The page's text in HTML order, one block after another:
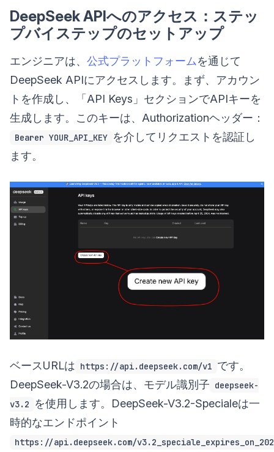
DeepSeek APIへのアクセス：ステッ
プバイステップのセットアップ
エンジニアは、 公式プラットフォームを通じて
DeepSeek APIにアクセスします。まず、アカウン
トを作成し、「API Keys」セクションでAPIキーを
生成します。このキーは、Authorizationヘッダー：
Bearer YOUR_API_KEY を介してリクエストを認証し
ます。
ベースURLは https://api.deepseek.com/v1 です。
DeepSeek-V3.2の場合は、モデル識別子 deepseek-
v3.2
を使用します。DeepSeek-V3.2-Specialeは一
時的なエンドポイント
https://api.deepseek.com/